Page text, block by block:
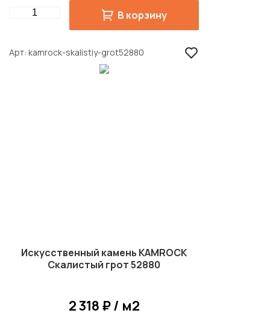
Quantity В корзину
Арт kamrock-skalistiy-grot52880
Искусственный камень KAMROCK
Скалистый грот 52880
2 318 ₽ / м2